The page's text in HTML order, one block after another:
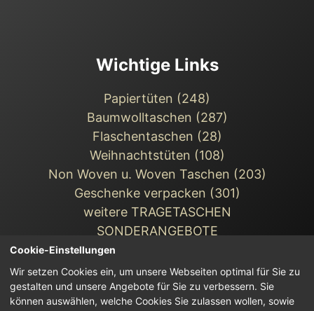
Wichtige Links
Papiertüten (248)
Baumwolltaschen (287)
Flaschentaschen (28)
Weihnachts­tüten (108)
Non Woven u. Woven Taschen (203)
Geschenke verpacken (301)
weitere TRAGETASCHEN
SONDERANGEBOTE
Cookie-Einstellungen
Wir setzen Cookies ein, um unsere Webseiten optimal für Sie zu
gestalten und unsere Angebote für Sie zu verbessern. Sie
können auswählen, welche Cookies Sie zulassen wollen, sowie